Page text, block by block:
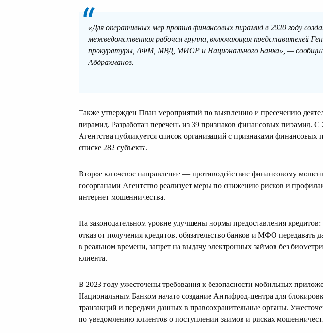
«Для оперативных мер против финансовых пирамид в 2020 году
межведомственная рабочая группа, включающая представителей
прокуратуры, АФМ, МВД, МИОР и Национального Банка», —
Абдрахманов.
Также утвержден План мероприятий по выявлению и пресечению
пирамид. Разработан перечень из 39 признаков финансовых пирамид. С
Агентства публикуется список организаций с признаками финансовых
списке 282 субъекта.
Второе ключевое направление — противодействие финансовому
госорганами Агентство реализует меры по снижению рисков и
интернет мошенничества.
На законодательном уровне улучшены нормы предоставления
отказ от получения кредитов, обязательство банков и МФО передавать
в реальном времени, запрет на выдачу электронных займов без
клиента.
В 2023 году ужесточены требования к безопасности мобильных
Национальным Банком начато создание Антифрод-центра для
транзакций и передачи данных в правоохранительные органы.
по уведомлению клиентов о поступлении займов и рисках